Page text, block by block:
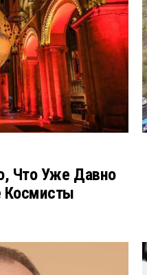
Что Уже Давно
Космисты